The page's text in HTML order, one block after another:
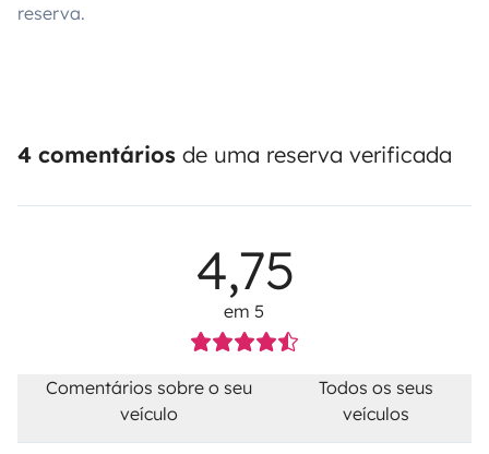
reserva.
4 comentários de uma reserva verificada
4,75
em 5
Comentários sobre o seu
veículo
Todos os seus
veículos